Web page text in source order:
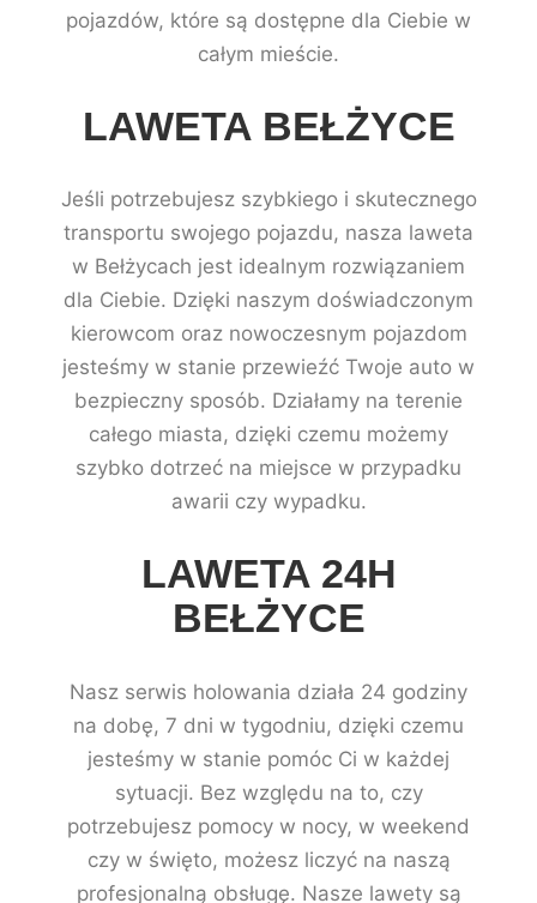
pojazdów, które są dostępne dla Ciebie w
całym mieście.
LAWETA BEŁŻYCE
Jeśli potrzebujesz szybkiego i skutecznego
transportu swojego pojazdu, nasza laweta
w Bełżycach jest idealnym rozwiązaniem
dla Ciebie. Dzięki naszym doświadczonym
kierowcom oraz nowoczesnym pojazdom
jesteśmy w stanie przewieźć Twoje auto w
bezpieczny sposób. Działamy na terenie
całego miasta, dzięki czemu możemy
szybko dotrzeć na miejsce w przypadku
awarii czy wypadku.
LAWETA 24H
BEŁŻYCE
Nasz serwis holowania działa 24 godziny
na dobę, 7 dni w tygodniu, dzięki czemu
jesteśmy w stanie pomóc Ci w każdej
sytuacji. Bez względu na to, czy
potrzebujesz pomocy w nocy, w weekend
czy w święto, możesz liczyć na naszą
profesjonalną obsługę. Nasze lawety są